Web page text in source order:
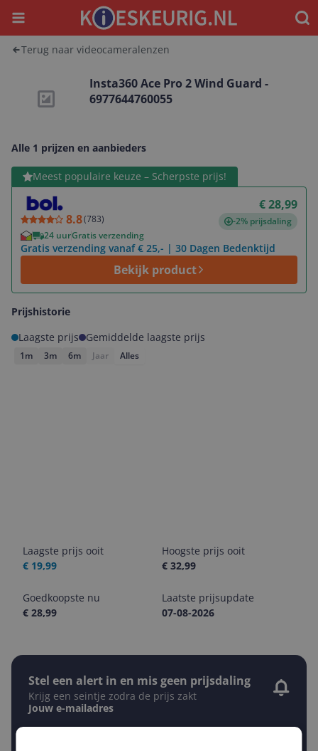
Menu
Terug naar videocameralenzen
Insta360 Ace Pro 2 Wind Guard -
6977644760055
Alle 1 prijzen en aanbieders
Meest populaire keuze – Scherpste prijs!
8.8(783)
€ 28,99
-2% prijsdaling
24 uurGratis verzending
Gratis verzending vanaf € 25,- | 30 Dagen Bedenktijd
Bekijk product
Bekijk product
Prijshistorie
Laagste prijs
Gemiddelde laagste prijs
1m 3m 6m Jaar Alles
Laagste prijs ooit
€ 19,99
Hoogste prijs ooit
€ 32,99
Goedkoopste nu
€ 28,99
Laatste prijsupdate
07-08-2026
Stel een alert in en mis geen prijsdaling
Krijg een seintje zodra de prijs zakt
Jouw e-mailadres